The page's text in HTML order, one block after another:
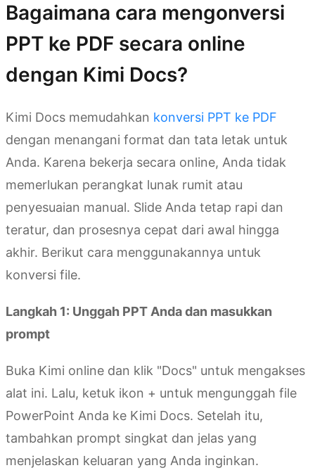
Bagaimana cara mengonversi
PPT ke PDF secara online
dengan Kimi Docs?
Kimi Docs memudahkan konversi PPT ke PDF
dengan menangani format dan tata letak untuk
Anda. Karena bekerja secara online, Anda tidak
memerlukan perangkat lunak rumit atau
penyesuaian manual. Slide Anda tetap rapi dan
teratur, dan prosesnya cepat dari awal hingga
akhir. Berikut cara menggunakannya untuk
konversi file.
Langkah 1: Unggah PPT Anda dan masukkan
prompt
Buka Kimi online dan klik "Docs" untuk mengakses
alat ini. Lalu, ketuk ikon + untuk mengunggah file
PowerPoint Anda ke Kimi Docs. Setelah itu,
tambahkan prompt singkat dan jelas yang
menjelaskan keluaran yang Anda inginkan.